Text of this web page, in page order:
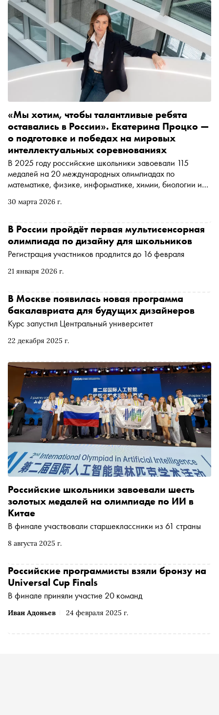
30 марта 2026 г.
«Мы хотим, чтобы талантливые ребята
оставались в России». Екатерина Процко —
о подготовке и победах на мировых
интеллектуальных соревнованиях
В 2025 году российские школьники завоевали 115
медалей на 20 международных олимпиадах по
математике, физике, информатике, химии, биологии и
дисциплинам. «Сноб» поговорил с членом совета
Международного комитета олимпиады по
кибербезопасности (ICO), руководителем привлечения
абитуриентов и олимпиадного трека Центрального
университета Екатериной Процко о том, какие позиции
занимает Россия в глобальном олимпиадном движении и
21 января 2026 г.
В России пройдёт первая мультисенсорная
олимпиада по дизайну для школьников
Регистрация участников продлится до 16 февраля
22 декабря 2025 г.
В Москве появилась новая программа
бакалавриата для будущих дизайнеров
Курс запустил Центральный университет
8 августа 2025 г.
Российские школьники завоевали шесть
золотых медалей на олимпиаде по ИИ в
Китае
В финале участвовали старшеклассники из 61 страны
Иван Адоньев 24 февраля 2025 г.
Российские программисты взяли бронзу на
Universal Cup Finals
В финале приняли участие 20 команд